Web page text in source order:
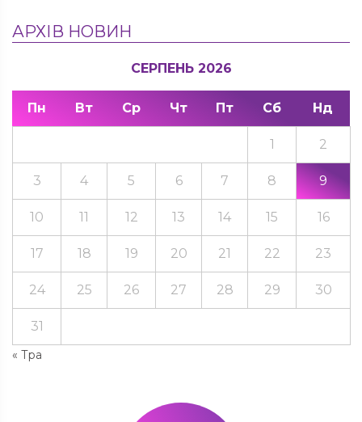
АРХІВ НОВИН
СЕРПЕНЬ 2026
Пн Вт Ср Чт Пт Сб Нд
« Тра
1 2
3 4 5 6 7 8 9
10 11 12 13 14 15 16
17 18 19 20 21 22 23
24 25 26 27 28 29 30
31